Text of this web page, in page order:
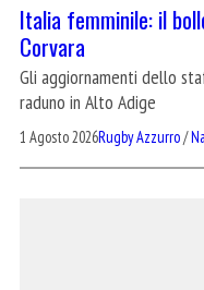
Italia femminile: il
Corvara
Gli aggiornamenti dello
raduno in Alto Adige
1 Agosto 2026Rugby Azzurro/